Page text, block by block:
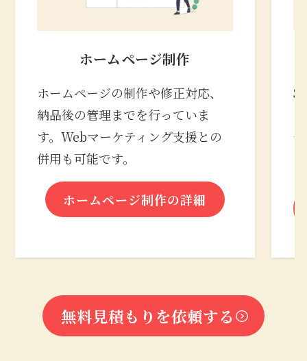
ホームページ制作
ホームページの制作や修正対応、
納品後の管理までを行っていま
す。Webマーケティング支援との
併用も可能です。
ホームページ制作の詳細
無料見積もりを依頼する